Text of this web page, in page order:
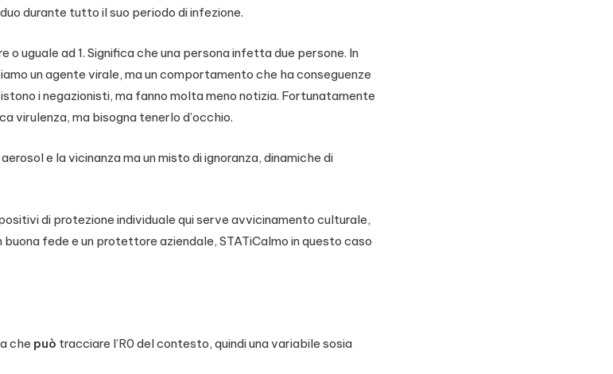
durante tutto il suo periodo di infezione.
o uguale ad 1. Significa che una persona infetta due persone. In
un agente virale, ma un comportamento che ha conseguenze
i negazionisti, ma fanno molta meno notizia. Fortunatamente
virulenza, ma bisogna tenerlo d’occhio.
e la vicinanza ma un misto di ignoranza, dinamiche di
di protezione individuale qui serve avvicinamento culturale,
buona fede e un protettore aziendale, STATiCalmo in questo caso
che può tracciare l’R0 del contesto, quindi una variabile sosia